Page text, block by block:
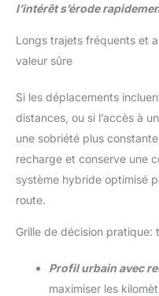
l’intérêt s’érode
Longs trajets fréquents et
valeur sûre
Si les déplacements
distances, ou si l’accès à
une sobriété plus
recharge et conserve une
système hybride optimisé
route.
Grille de décision pratique:
Profil urbain avec
maximiser les